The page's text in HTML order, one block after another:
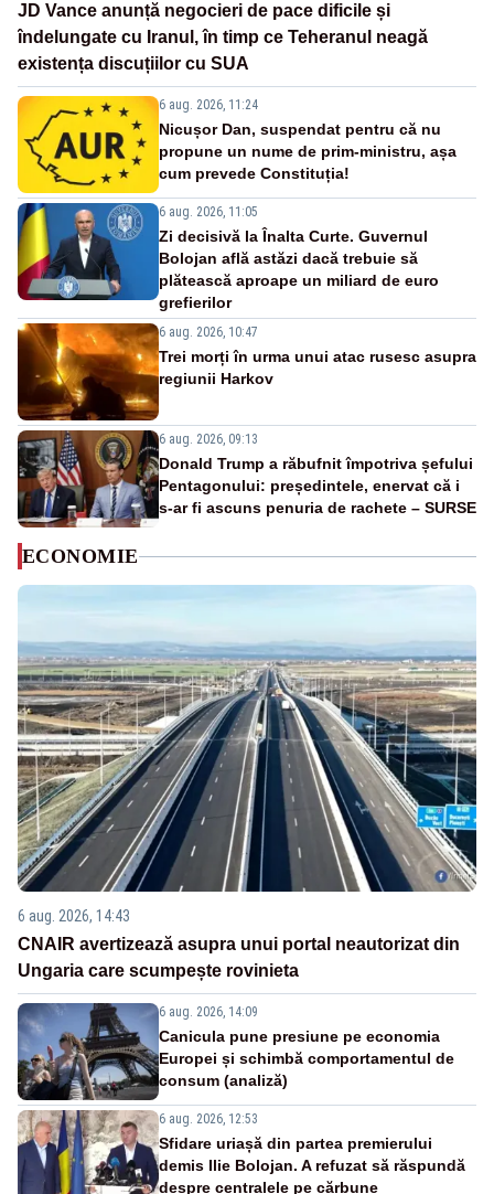
JD Vance anunță negocieri de pace dificile și
îndelungate cu Iranul, în timp ce Teheranul neagă
existența discuțiilor cu SUA
6 aug. 2026, 11:24
Nicușor Dan, suspendat pentru că nu
propune un nume de prim-ministru, așa
cum prevede Constituția!
6 aug. 2026, 11:05
Zi decisivă la Înalta Curte. Guvernul
Bolojan află astăzi dacă trebuie să
plătească aproape un miliard de euro
grefierilor
6 aug. 2026, 10:47
Trei morți în urma unui atac rusesc asupra
regiunii Harkov
6 aug. 2026, 09:13
Donald Trump a răbufnit împotriva șefului
Pentagonului: președintele, enervat că i
s-ar fi ascuns penuria de rachete – SURSE
ECONOMIE
6 aug. 2026, 14:43
CNAIR avertizează asupra unui portal neautorizat din
Ungaria care scumpește rovinieta
6 aug. 2026, 14:09
Canicula pune presiune pe economia
Europei și schimbă comportamentul de
consum (analiză)
6 aug. 2026, 12:53
Sfidare uriașă din partea premierului
demis Ilie Bolojan. A refuzat să răspundă
despre centralele pe cărbune